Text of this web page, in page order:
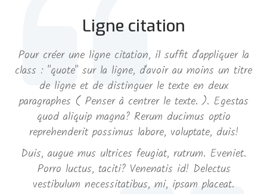
Ligne citation
Pour créer une ligne citation, il suffit d'appliquer la
class : "quote" sur la ligne, d'avoir au moins un titre
de ligne et de distinguer le texte en deux
paragraphes ( Penser à centrer le texte. ). Egestas
quod aliquip magna? Rerum ducimus optio
reprehenderit possimus labore, voluptate, duis!
Duis, augue mus ultrices feugiat, rutrum. Eveniet.
Porro luctus, taciti? Venenatis id! Delectus
vestibulum necessitatibus, mi, ipsam placeat.